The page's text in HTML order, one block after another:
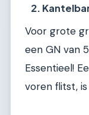
2.
Voor grote
een GN van
Essentieel!
voren flitst,